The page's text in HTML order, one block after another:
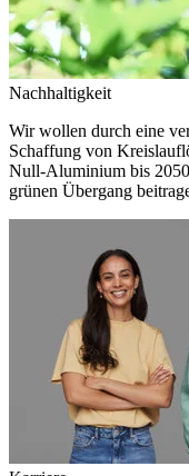
Nachhaltigkeit
Wir wollen durch eine
Schaffung von
Null-Aluminium bis
grünen Übergang